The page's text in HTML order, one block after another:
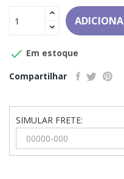
 Em estoque
Compartilhar
SIMULAR FRETE: